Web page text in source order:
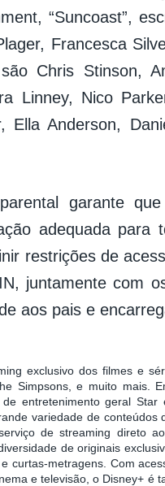
“Suncoast”,
Francesca
Chris Stinson,
Linney, Nico
Ella Anderson,
garante
adequada
restrições de
juntamente com
aos pais e
exclusivo dos filmes e
Simpsons, e muito mais.
entretenimento geral
variedade de
de streaming direto
de originais
curtas-metragens. Com
e televisão, o Disney+ é